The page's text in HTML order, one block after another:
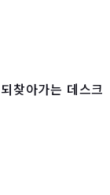
찾아가는 데스크